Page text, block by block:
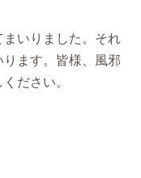
いりました。それ
ます。皆様、風邪
ださい。